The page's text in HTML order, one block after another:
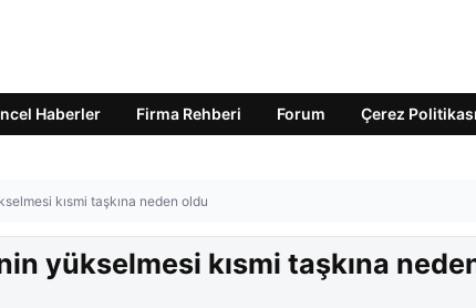
Haberler Firma Rehberi Forum Çerez Politikası
kısmi taşkına neden oldu
yükselmesi kısmi taşkına